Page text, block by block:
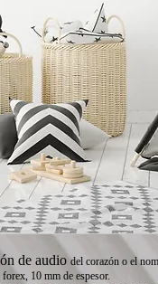
de audio del corazón o el
10 mm de espesor.